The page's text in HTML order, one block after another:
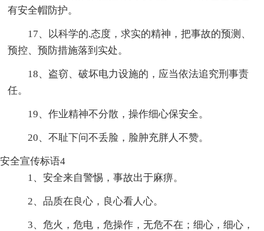
有安全帽防护。
17、以科学的.态度，求实的精神，把事故的预测、
预控、预防措施落到实处。
18、盗窃、破坏电力设施的，应当依法追究刑事责
任。
19、作业精神不分散，操作细心保安全。
20、不耻下问不丢脸，脸肿充胖人不赞。
安全宣传标语4
1、安全来自警惕，事故出于麻痹。
2、品质在良心，良心看人心。
3、危火，危电，危操作，无危不在；细心，细心，